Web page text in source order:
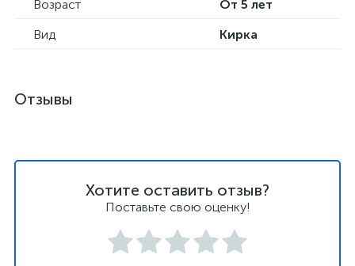
Возраст
От 5 лет
Вид
Кирка
Отзывы
Хотите оставить отзыв?
Поставьте свою оценку!